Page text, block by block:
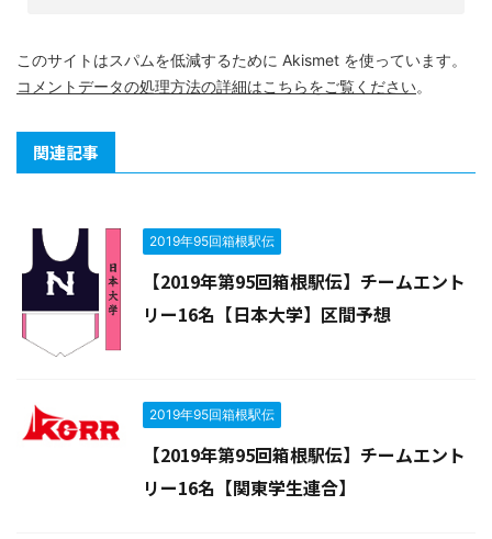
このサイトはスパムを低減するために Akismet を使っています。
コメントデータの処理方法の詳細はこちらをご覧ください。
関連記事
2019年95回箱根駅伝
【2019年第95回箱根駅伝】チームエント
リー16名【日本大学】区間予想
2019年95回箱根駅伝
【2019年第95回箱根駅伝】チームエント
リー16名【関東学生連合】